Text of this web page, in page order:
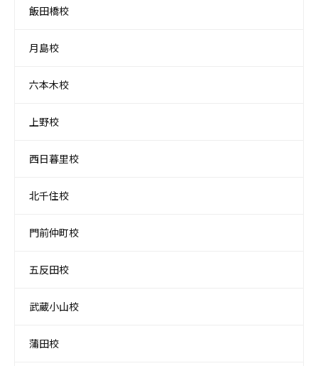
飯田橋校
月島校
六本木校
上野校
西日暮里校
北千住校
門前仲町校
五反田校
武蔵小山校
蒲田校